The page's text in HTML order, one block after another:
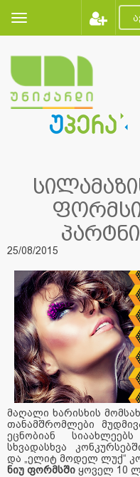
25/08/2015
მაღალი ხარისხის
თანამშრომლები
ეცნობიან
სხვადასხვა
და „ელიტ მოდელ ლუქ“
ნიუ ფორმსში ყოველ 10